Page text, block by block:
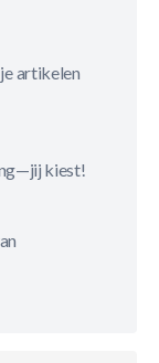
artikelen
kiest!